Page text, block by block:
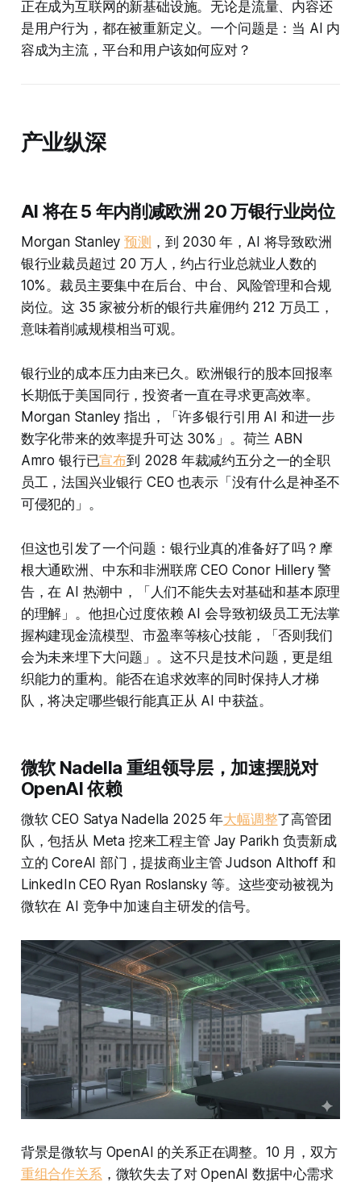
正在成为互联网的新基础设施。无论是流量、内容还
是用户行为，都在被重新定义。一个问题是：当 AI 内
容成为主流，平台和用户该如何应对？
产业纵深
AI 将在 5 年内削减欧洲 20 万银行业岗位
Morgan Stanley预测 ，到 2030 年，AI 将导致欧洲
银行业裁员超过 20 万人，约占行业总就业人数的
10%。裁员主要集中在后台、中台、风险管理和合规
岗位。这 35 家被分析的银行共雇佣约 212 万员工，
意味着削减规模相当可观。
银行业的成本压力由来已久。欧洲银行的股本回报率
长期低于美国同行，投资者一直在寻求更高效率。
Morgan Stanley 指出，「许多银行引用 AI 和进一步
数字化带来的效率提升可达 30%」。荷兰 ABN
Amro 银行已宣布到 2028 年裁减约五分之一的全职
员工，法国兴业银行 CEO 也表示「没有什么是神圣不
可侵犯的」。
但这也引发了一个问题：银行业真的准备好了吗？摩
根大通欧洲、中东和非洲联席 CEO Conor Hillery 警
告，在 AI 热潮中，「人们不能失去对基础和基本原理
的理解」。他担心过度依赖 AI 会导致初级员工无法掌
握构建现金流模型、市盈率等核心技能，「否则我们
会为未来埋下大问题」。这不只是技术问题，更是组
织能力的重构。能否在追求效率的同时保持人才梯
队，将决定哪些银行能真正从 AI 中获益。
微软 Nadella 重组领导层，加速摆脱对
OpenAI 依赖
微软 CEO Satya Nadella 2025 年大幅调整了高管团
队，包括从 Meta 挖来工程主管 Jay Parikh 负责新成
立的 CoreAI 部门，提拔商业主管 Judson Althoff 和
LinkedIn CEO Ryan Roslansky 等。这些变动被视为
微软在 AI 竞争中加速自主研发的信号。
背景是微软与 OpenAI 的关系正在调整。10 月，双方
重组合作关系 ，微软失去了对 OpenAI 数据中心需求